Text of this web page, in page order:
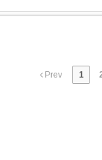
Prev 1